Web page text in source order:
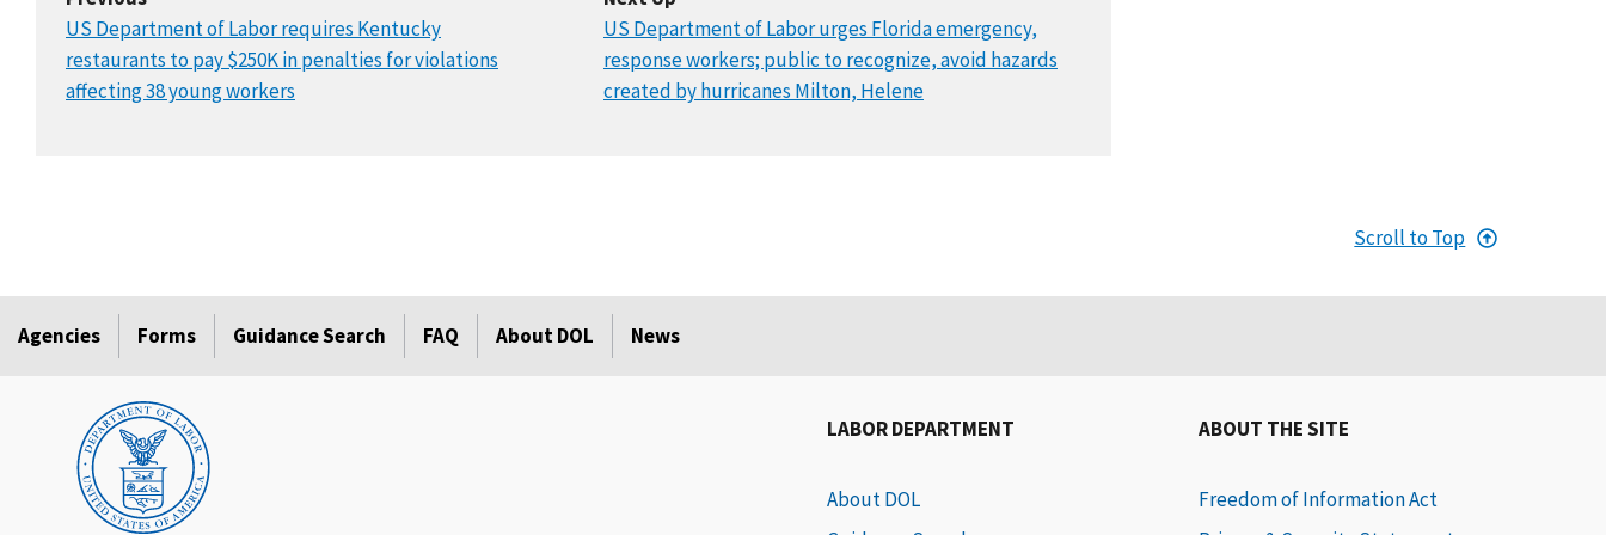
US Department of Labor requires Kentucky
restaurants to pay $250K in penalties for violations
affecting 38 young workers
US Department of Labor urges Florida emergency,
response workers; public to recognize, avoid hazards
created by hurricanes Milton, Helene
Scroll to Top
Agencies Forms Guidance Search FAQ About DOL News
LABOR DEPARTMENT
About DOL
ABOUT THE SITE
Freedom of Information Act